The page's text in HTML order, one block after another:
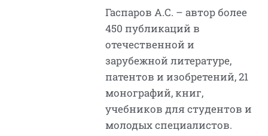
Гаспаров А.С. – автор более
450 публикаций в
отечественной и
зарубежной литературе,
патентов и изобретений, 21
монографий, книг,
учебников для студентов и
молодых специалистов.